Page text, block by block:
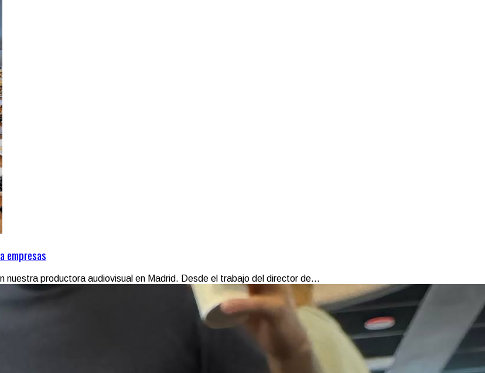
empresas
productora audiovisual en Madrid. Desde el trabajo del director de...